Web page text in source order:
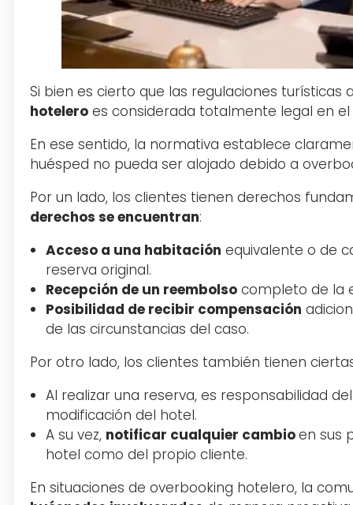
Si bien es cierto que las regulaciones
hotelero es considerada totalmente legal en
En ese sentido, la normativa establece
huésped no pueda ser alojado debido a
Por un lado, los clientes tienen derechos
derechos se encuentran:
Acceso a una habitación equivalente o de
reserva original.
Recepción de un reembolso completo de la
Posibilidad de recibir compensación
de las circunstancias del caso.
Por otro lado, los clientes también tienen
Al realizar una reserva, es responsabilidad
modificación del hotel.
A su vez, notificar cualquier cambioen sus
hotel como del propio cliente.
En situaciones de overbooking hotelero, la